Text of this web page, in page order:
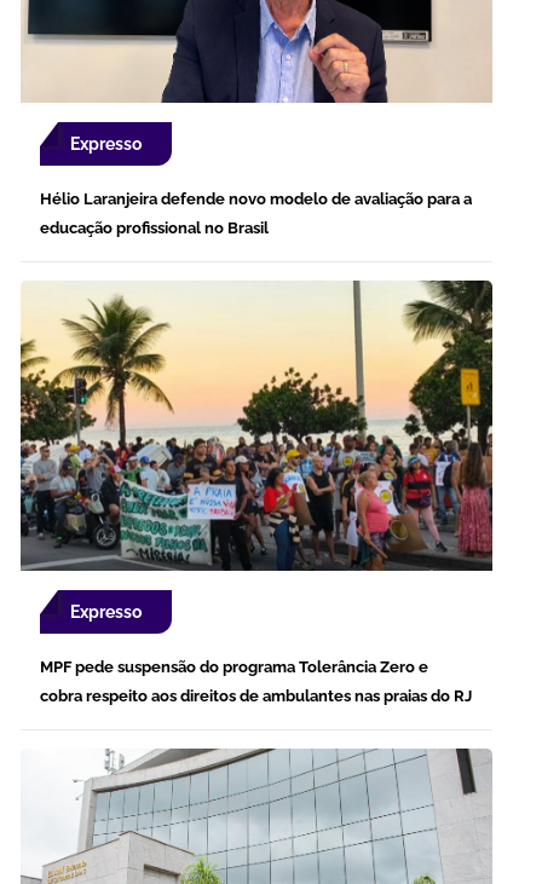
Expresso
Hélio Laranjeira defende novo modelo de avaliação para a
educação profissional no Brasil
Expresso
MPF pede suspensão do programa Tolerância Zero e
cobra respeito aos direitos de ambulantes nas praias do RJ